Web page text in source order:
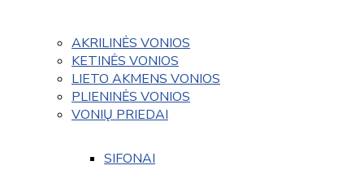
AKRILINĖS VONIOS
KETINĖS VONIOS
LIETO AKMENS VONIOS
PLIENINĖS VONIOS
VONIŲ PRIEDAI
SIFONAI